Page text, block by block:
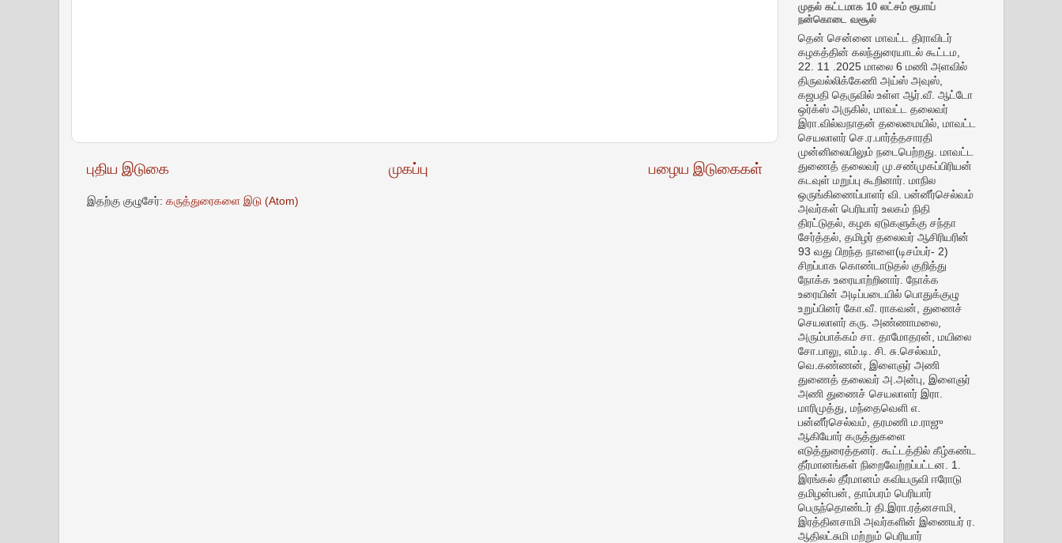
புதிய இடுகை பழைய இடுகைகள்
முகப்பு
இதற்கு குழுசேர்: கருத்துரைகளை இடு (Atom)
முதல் கட்டமாக 10 லட்சம் ரூபாய்
நன்கொடை வசூல்
தென் சென்னை மாவட்ட திராவிடர்
கழகத்தின் கலந்துரையாடல் கூட்டம,
22. 11 .2025 மாலை 6 மணி அளவில்
திருவல்லிக்கேணி அய்ஸ் அவுஸ்,
கஜபதி தெருவில் உள்ள ஆர்.வீ. ஆட்டோ
ஒர்க்ஸ் அருகில், மாவட்ட தலைவர்
இரா.வில்வநாதன் தலைமையில், மாவட்ட
செயலாளர் செ.ர.பார்த்தசாரதி
முன்னிலையிலும் நடைபெற்றது. மாவட்ட
துணைத் தலைவர் மு.சண்முகப்பிரியன்
கடவுள் மறுப்பு கூறினார். மாநில
ஒருங்கிணைப்பாளர் வி. பன்னீர்செல்வம்
அவர்கள் பெரியார் உலகம் நிதி
திரட்டுதல், கழக ஏடுகளுக்கு சந்தா
சேர்த்தல், தமிழர் தலைவர் ஆசிரியரின்
93 வது பிறந்த நாளை(டிசம்பர்- 2)
சிறப்பாக கொண்டாடுதல் குறித்து
நோக்க உரையாற்றினார். நோக்க
உரையின் அடிப்படையில் பொதுக்குழு
உறுப்பினர் கோ.வீ. ராகவன், துணைச்
செயலாளர் கரு. அண்ணாமலை,
அரும்பாக்கம் சா. தாமோதரன், மயிலை
சோ.பாலு, எம்.டி. சி. சு.செல்வம்,
வெ.கண்ணன், இளைஞர் அணி
துணைத் தலைவர் அ.அன்பு, இளைஞர்
அணி துணைச் செயலாளர் இரா.
மாரிமுத்து, மந்தைவெளி எ.
பன்னீர்செல்வம், தரமணி ம.ராஜு
ஆகியோர் கருத்துகளை
எடுத்துரைத்தனர். கூட்டத்தில் கீழ்கண்ட
தீர்மானங்கள் நிறைவேற்றப்பட்டன. 1.
இரங்கல் தீர்மானம் கவியருவி ஈரோடு
தமிழன்பன், தாம்பரம் பெரியார்
பெருந்தொண்டர் தி.இரா.ரத்னசாமி,
இரத்தினசாமி அவர்களின் இணையர் ர.
ஆதிலட்சுமி மற்றும் பெரியார்